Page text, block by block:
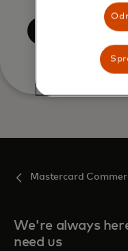
Mastercard
We're always
need us